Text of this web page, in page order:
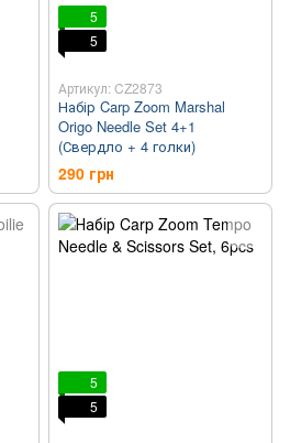
5
5
Артикул: CZ2873
Набір Carp Zoom Marshal
Origo Needle Set 4+1
(Свердло + 4 голки)
290 грн
5
5